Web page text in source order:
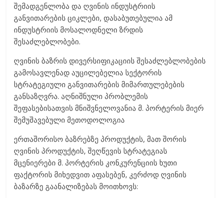
შემადგენლობა და ღვინის ინდუსტრიის
განვითარების ციკლები, დასაბუთებულია ამ
ინდუსტრიის მოსალოდნელი ზრდის
შესაძლებლობები.
ღვინის ბაზრის დივერსიფიკაციის შესაძლებლობების
გამოსავლენად აუცილებელია სექტორის
სტრატეგიული განვითარების მიმართულებების
განსაზღვრა. აღნიშნული პრობლემის
შეფასებისათვის მნიშვნელოვანია მ. პორტერის მიერ
შემუშავებული მეთოდოლოგია
ერთაშორისო ბაზრებზე პროდუქტის, მათ შორის
ღვინის პროდუქტის, შეღწევის სტრატეგიას
მცენიერები მ. პორტერის კონკურენციის ხუთი
ფაქტორის მიხედვით აფასებენ, კერძოდ ღვინის
ბაზარზე გაანალიზებას მოითხოვს: